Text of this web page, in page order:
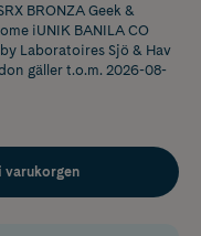
BRONZA Geek &
iUNIK BANILA CO
Laboratoires Sjö & Hav
gäller t.o.m. 2026-08-
varukorgen